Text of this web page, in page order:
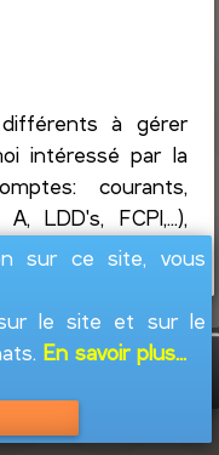
à gérer
intéressé par la
courants,
LDD's, FCPI,...),
sur ce site, vous
le site et sur le
En savoir plus...
2026Jacques